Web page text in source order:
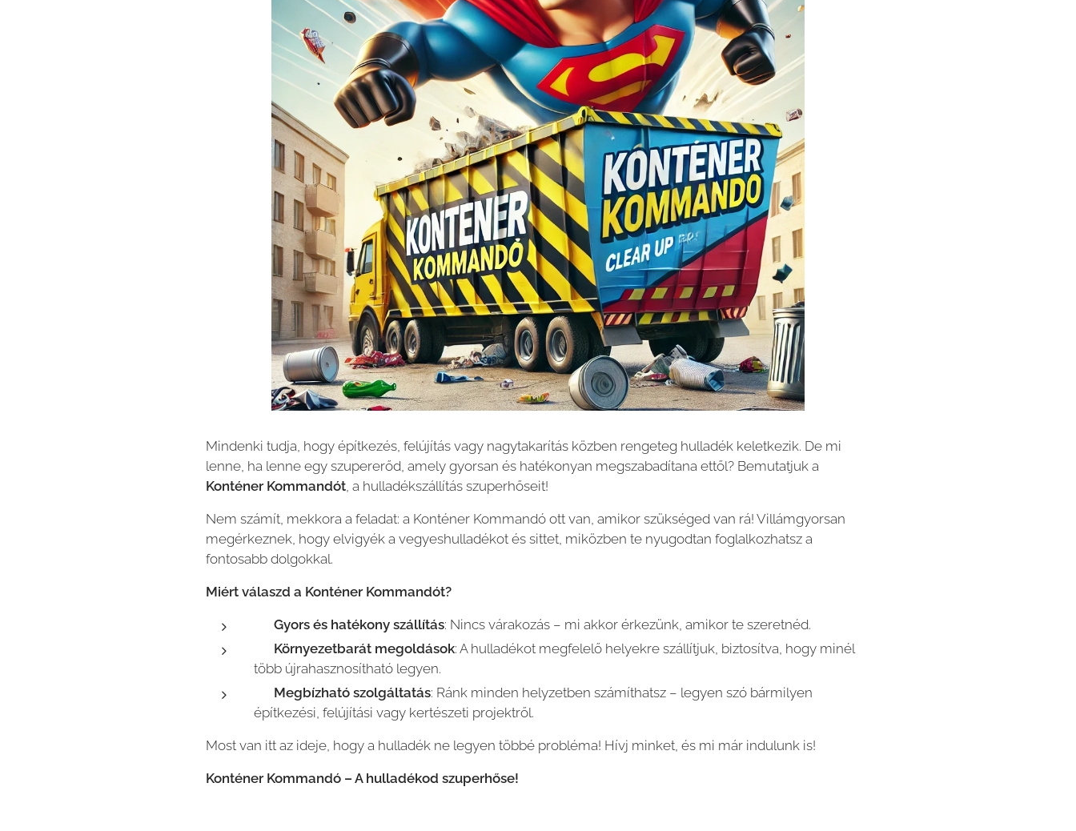
Mindenki tudja, hogy építkezés, felújítás vagy nagytakarítás közben rengeteg hulladék keletkezik. De mi
lenne, ha lenne egy szupererőd, amely gyorsan és hatékonyan megszabadítana ettől? Bemutatjuk a
Konténer Kommandót , a hulladékszállítás szuperhőseit!
Nem számít, mekkora a feladat: a Konténer Kommandó ott van, amikor szükséged van rá! Villámgyorsan
megérkeznek, hogy elvigyék a vegyeshulladékot és sittet, miközben te nyugodtan foglalkozhatsz a
fontosabb dolgokkal.
Miért válaszd a Konténer Kommandót?
Gyors és hatékony szállítás: Nincs várakozás – mi akkor érkezünk, amikor te szeretnéd.
Környezetbarát megoldások: A hulladékot megfelelő helyekre szállítjuk, biztosítva, hogy minél
több újrahasznosítható legyen.
Megbízható szolgáltatás: Ránk minden helyzetben számíthatsz – legyen szó bármilyen
építkezési, felújítási vagy kertészeti projektről.
Most van itt az ideje, hogy a hulladék ne legyen többé probléma! Hívj minket, és mi már indulunk is!
Konténer Kommandó – A hulladékod szuperhőse!